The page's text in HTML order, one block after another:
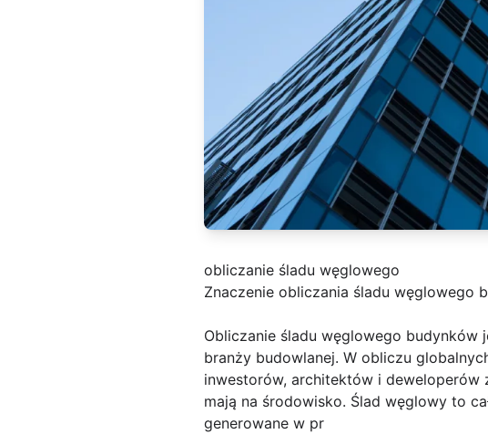
obliczanie śladu węglowego
Znaczenie obliczania śladu węglowego
Obliczanie śladu węglowego
branży budowlanej. W obliczu
inwestorów, architektów i deweloperów
mają na środowisko. Ślad węglowy to
generowane w pr